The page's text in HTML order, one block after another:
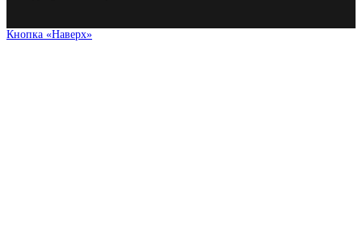
Кнопка «Наверх»